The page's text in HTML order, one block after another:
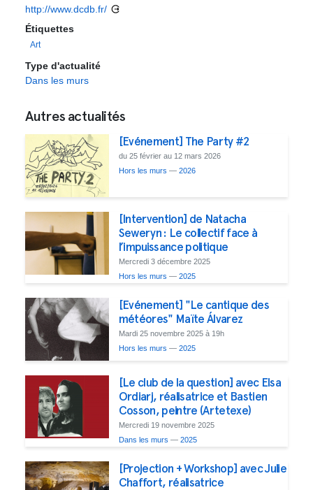
http://www.dcdb.fr/
Étiquettes
Art
Type d'actualité
Dans les murs
Autres actualités
[Evénement] The Party #2
du 25 février au 12 mars 2026
Hors les murs — 2026
[Intervention] de Natacha
Seweryn : Le collectif face à
l’impuissance politique
Mercredi 3 décembre 2025
Hors les murs — 2025
[Evénement] "Le cantique des
météores" Maïte Álvarez
Mardi 25 novembre 2025 à 19h
Hors les murs — 2025
[Le club de la question] avec Elsa
Ordiarj, réalisatrice et Bastien
Cosson, peintre (Artetexe)
Mercredi 19 novembre 2025
Dans les murs — 2025
[Projection + Workshop] avec Julie
Chaffort, réalisatrice